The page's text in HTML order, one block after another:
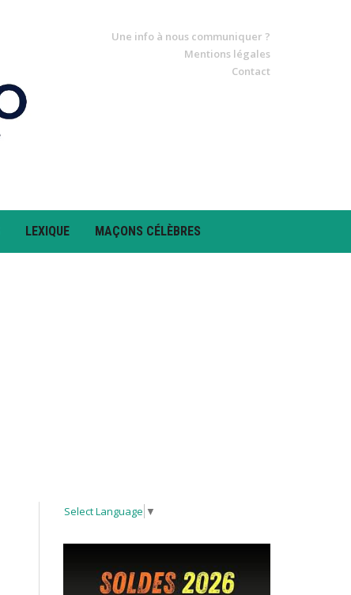
Une info à nous communiquer ?
Mentions légales
Contact
LEXIQUE MAÇONS CÉLÈBRES
Select Language ▼